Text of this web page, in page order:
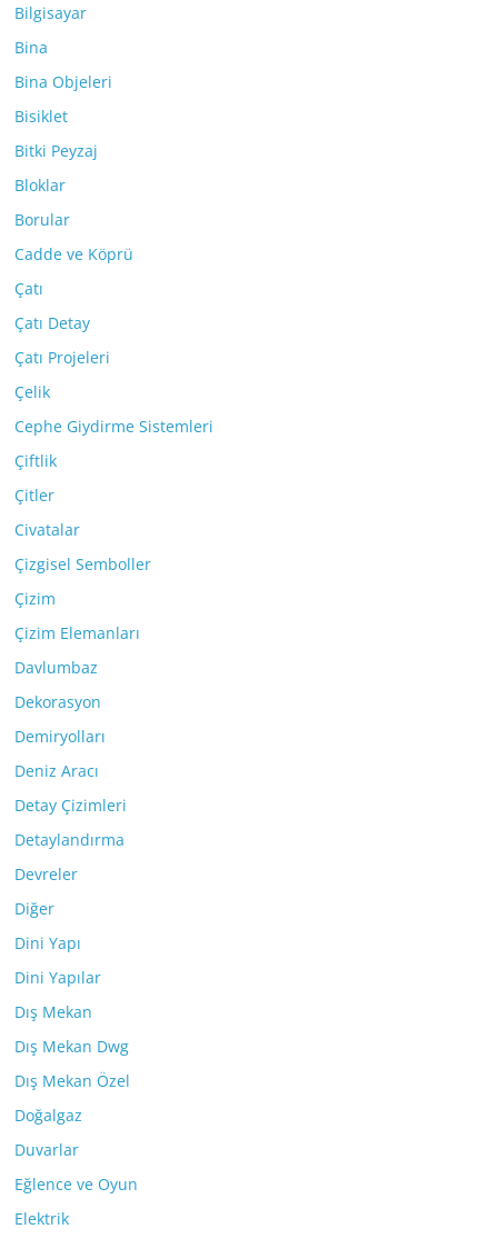
Bilgisayar
Bina
Bina Objeleri
Bisiklet
Bitki Peyzaj
Bloklar
Borular
Cadde ve Köprü
Çatı
Çatı Detay
Çatı Projeleri
Çelik
Cephe Giydirme Sistemleri
Çiftlik
Çitler
Civatalar
Çizgisel Semboller
Çizim
Çizim Elemanları
Davlumbaz
Dekorasyon
Demiryolları
Deniz Aracı
Detay Çizimleri
Detaylandırma
Devreler
Diğer
Dini Yapı
Dini Yapılar
Dış Mekan
Dış Mekan Dwg
Dış Mekan Özel
Doğalgaz
Duvarlar
Eğlence ve Oyun
Elektrik